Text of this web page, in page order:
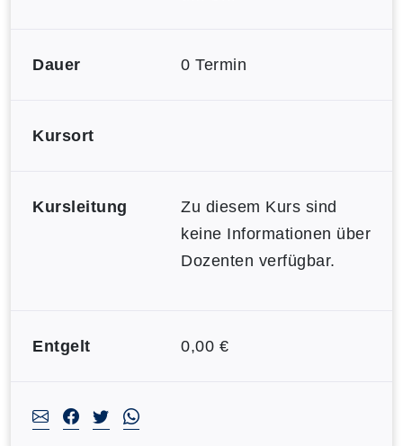
Dauer 0 Termin
Kursort
Kursleitung
Zu diesem Kurs sind
keine Informationen über
Dozenten verfügbar.
Entgelt 0,00 €